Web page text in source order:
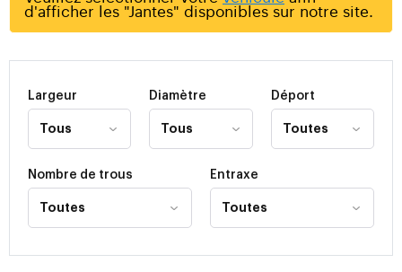
d'afficher les "Jantes" disponibles sur notre site.
Largeur Diamètre Déport
Nombre de trous Entraxe